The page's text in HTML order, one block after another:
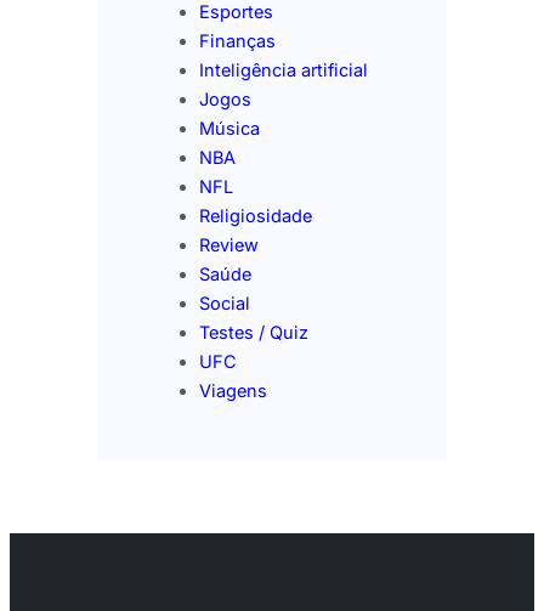
Esportes
Finanças
Inteligência artificial
Jogos
Música
NBA
NFL
Religiosidade
Review
Saúde
Social
Testes / Quiz
UFC
Viagens